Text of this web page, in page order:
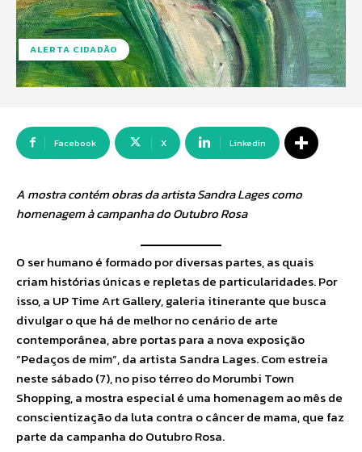
ALERTA CIDADÃO
Facebook X Linkedin
A mostra contém obras da artista Sandra Lages como
homenagem à campanha do Outubro Rosa
O ser humano é formado por diversas partes, as quais
criam histórias únicas e repletas de particularidades. Por
isso, a UP Time Art Gallery, galeria itinerante que busca
divulgar o que há de melhor no cenário de arte
contemporânea, abre portas para a nova exposição
“Pedaços de mim”, da artista Sandra Lages. Com estreia
neste sábado (7), no piso térreo do Morumbi Town
Shopping, a mostra especial é uma homenagem ao mês de
conscientização da luta contra o câncer de mama, que faz
parte da campanha do Outubro Rosa.